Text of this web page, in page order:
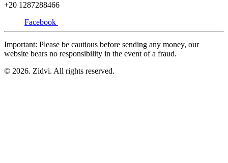
+20 1287288466
Facebook
Important: Please be cautious before sending any money, our
website bears no responsibility in the event of a fraud.
© 2026. Zidvi. All rights reserved.